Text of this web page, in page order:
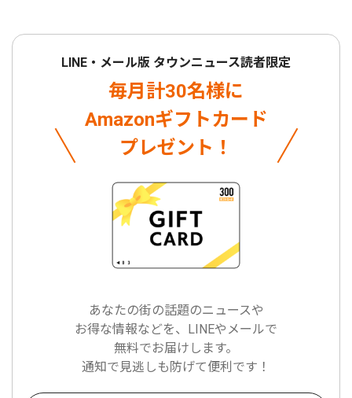
LINE・メール版 タウンニュース読者限定
毎月計30名様に
Amazonギフトカード
プレゼント！
あなたの街の話題のニュースや
お得な情報などを、LINEやメールで
無料でお届けします。
通知で見逃しも防げて便利です！